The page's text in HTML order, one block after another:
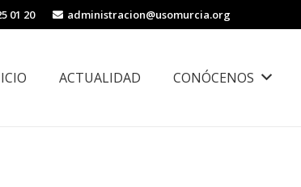
01 20 administracion@usomurcia.org
ACTUALIDAD CONÓCENOS